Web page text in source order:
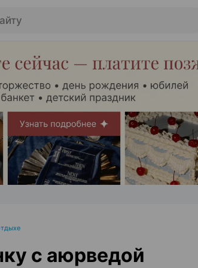
ЭФФЕКТИВНАЯ РЕКЛАМА НА САЙТЕ
с аюрведой